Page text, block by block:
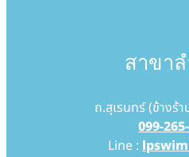
สาขาล
ถ.สุเรนทร์ (ข้างร้
099-
Line :